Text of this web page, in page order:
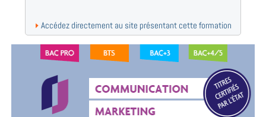
Accédez directement au site présentant cette formation